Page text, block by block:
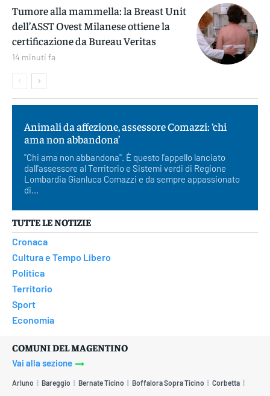
Tumore alla mammella: la Breast Unit
dell’ASST Ovest Milanese ottiene la
certificazione da Bureau Veritas
14 minuti fa
Animali da affezione, assessore Comazzi: ‘chi
ama non abbandona’
"Chi ama non abbandona". È questo l'appello lanciato
dall'assessore al Territorio e Sistemi verdi di Regione
Lombardia Gianluca Comazzi e da sempre appassionato
di...
TUTTE LE NOTIZIE
Cronaca
Cultura e Tempo Libero
Politica
Territorio
Sport
Economia
COMUNI DEL MAGENTINO
Vai alla sezione
Arluno Bareggio Bernate Ticino Boffalora Sopra Ticino Corbetta